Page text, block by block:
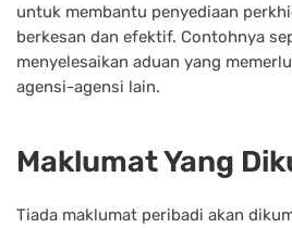
untuk membantu penyediaan
berkesan dan efektif. Contohnya
menyelesaikan aduan yang
agensi-agensi lain.
Maklumat Yang
Tiada maklumat peribadi akan